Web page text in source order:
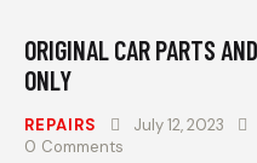
ORIGINAL CAR PARTS
ONLY
REPAIRS July 12, 2023
0 Comments